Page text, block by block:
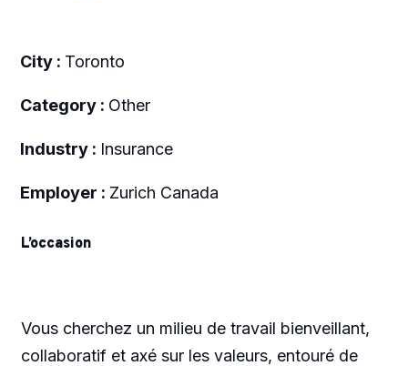
City : Toronto
Category : Other
Industry : Insurance
Employer : Zurich Canada
L’occasion
Vous cherchez un milieu de travail bienveillant,
collaboratif et axé sur les valeurs, entouré de